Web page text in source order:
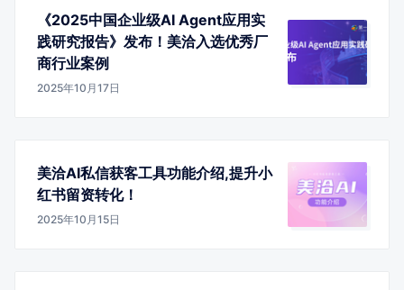
《2025中国企业级AI Agent应用实
践研究报告》发布！美洽入选优秀厂
商行业案例
2025年10月17日
美洽AI私信获客工具功能介绍,提升小
红书留资转化！
2025年10月15日